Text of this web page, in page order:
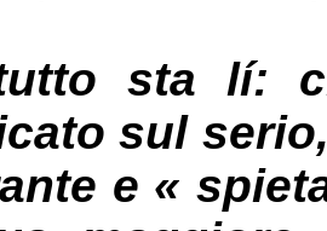
sta lí:
sul
e «